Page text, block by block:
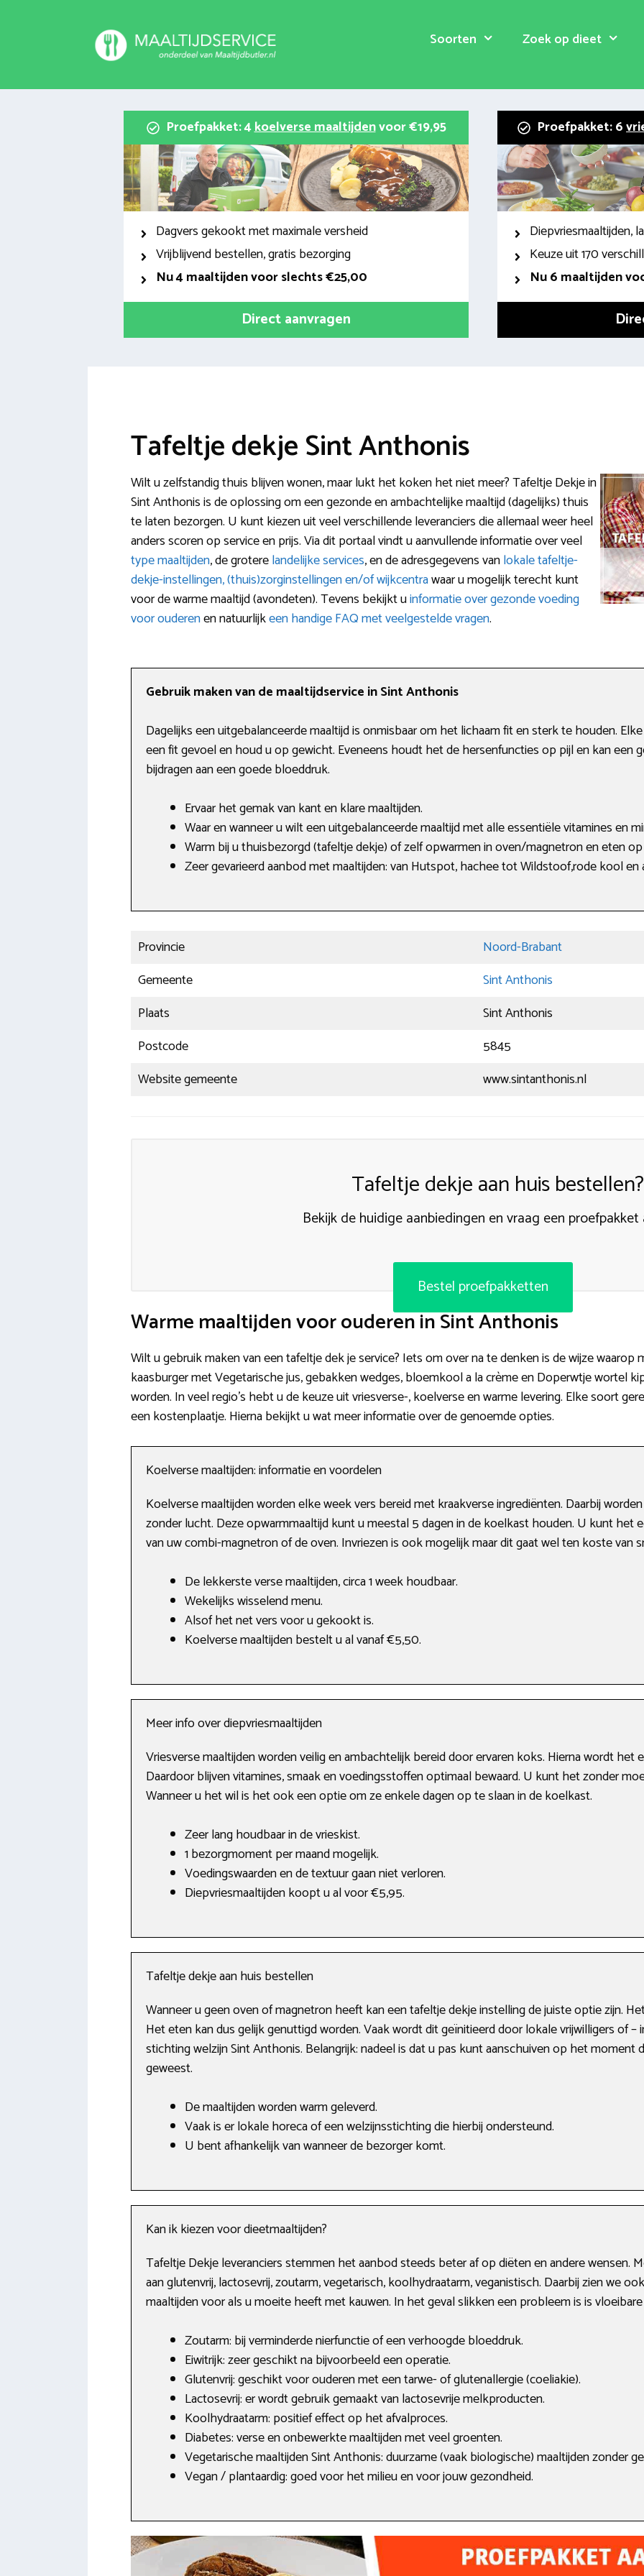
Soorten Zoek op dieet
Proefpakket: 4koelverse maaltijdenvoor €19,95
Dagvers gekookt met maximale versheid
Vrijblijvend bestellen, gratis bezorging
Nu4 maaltijden voor slechts €25,00
Direct aanvragen
Proefpakket: 6
Diepvriesmaaltijden,
Keuze uit 170
Nu 6 maaltijden
Tafeltje dekje Sint Anthonis
Wilt u zelfstandig thuis blijven wonen, maar lukt het koken het niet meer? Tafeltje Dekje in
Sint Anthonis is de oplossing om een gezonde en ambachtelijke maaltijd (dagelijks) thuis
te laten bezorgen. U kunt kiezen uit veel verschillende leveranciers die allemaal weer heel
anders scoren op service en prijs. Via dit portaal vindt u aanvullende informatie over veel
type maaltijden, de groterelandelijke services, en de adresgegevens vanlokale tafeltje-
dekje-instellingen, (thuis)zorginstellingen en/of wijkcentrawaar u mogelijk terecht kunt
voor de warme maaltijd (avondeten). Tevens bekijkt uinformatie over gezonde voeding
voor ouderenen natuurlijkeen handige FAQ met veelgestelde vragen.
Gebruik maken van de maaltijdservice in Sint Anthonis
Dagelijks een uitgebalanceerde maaltijd is onmisbaar om het lichaam fit en sterk te houden.
een fit gevoel en houd u op gewicht. Eveneens houdt het de hersenfuncties op pijl en kan een
bijdragen aan een goede bloeddruk.
Ervaar het gemak van kant en klare maaltijden.
Waar en wanneer u wilt een uitgebalanceerde maaltijd met alle essentiële vitamines en
Warm bij u thuisbezorgd (tafeltje dekje) of zelf opwarmen in oven/magnetron en eten
Zeer gevarieerd aanbod met maaltijden: van Hutspot, hachee tot Wildstoof,rode kool
Provincie
Noord-Brabant
Gemeente
Sint Anthonis
Plaats
Sint Anthonis
Postcode
5845
Website gemeente
www.sintanthonis.nl
Tafeltje dekje aan huis bestellen?
Bekijk de huidige aanbiedingen en vraag een proefpakket
Bestel proefpakketten
Warme maaltijden voor ouderen in Sint Anthonis
Wilt u gebruik maken van een tafeltje dek je service? Iets om over na te denken is de wijze waarop
kaasburger met Vegetarische jus, gebakken wedges, bloemkool a la crème en Doperwtje wortel
worden. In veel regio’s hebt u de keuze uit vriesverse-, koelverse en warme levering. Elke soort
een kostenplaatje. Hierna bekijkt u wat meer informatie over de genoemde opties.
Koelverse maaltijden: informatie en voordelen
Koelverse maaltijden worden elke week vers bereid met kraakverse ingrediënten. Daarbij
zonder lucht. Deze opwarmmaaltijd kunt u meestal 5 dagen in de koelkast houden. U kunt het
van uw combi-magnetron of de oven. Invriezen is ook mogelijk maar dit gaat wel ten koste van
De lekkerste verse maaltijden, circa 1 week houdbaar.
Wekelijks wisselend menu.
Alsof het net vers voor u gekookt is.
Koelverse maaltijden bestelt u al vanaf €5,50.
Meer info over diepvriesmaaltijden
Vriesverse maaltijden worden veilig en ambachtelijk bereid door ervaren koks. Hierna wordt het
Daardoor blijven vitamines, smaak en voedingsstoffen optimaal bewaard. U kunt het zonder
Wanneer u het wil is het ook een optie om ze enkele dagen op te slaan in de koelkast.
Zeer lang houdbaar in de vrieskist.
1 bezorgmoment per maand mogelijk.
Voedingswaarden en de textuur gaan niet verloren.
Diepvriesmaaltijden koopt u al voor €5,95.
Tafeltje dekje aan huis bestellen
Wanneer u geen oven of magnetron heeft kan een tafeltje dekje instelling de juiste optie zijn.
Het eten kan dus gelijk genuttigd worden. Vaak wordt dit geïnitieerd door lokale vrijwilligers of –
stichting welzijn Sint Anthonis. Belangrijk: nadeel is dat u pas kunt aanschuiven op het moment
geweest.
De maaltijden worden warm geleverd.
Vaak is er lokale horeca of een welzijnsstichting die hierbij ondersteund.
U bent afhankelijk van wanneer de bezorger komt.
Kan ik kiezen voor dieetmaaltijden?
Tafeltje Dekje leveranciers stemmen het aanbod steeds beter af op diëten en andere wensen.
aan glutenvrij, lactosevrij, zoutarm, vegetarisch, koolhydraatarm, veganistisch. Daarbij zien we
maaltijden voor als u moeite heeft met kauwen. In het geval slikken een probleem is is
Zoutarm: bij verminderde nierfunctie of een verhoogde bloeddruk.
Eiwitrijk: zeer geschikt na bijvoorbeeld een operatie.
Glutenvrij: geschikt voor ouderen met een tarwe- of glutenallergie (coeliakie).
Lactosevrij: er wordt gebruik gemaakt van lactosevrije melkproducten.
Koolhydraatarm: positief effect op het afvalproces.
Diabetes: verse en onbewerkte maaltijden met veel groenten.
Vegetarische maaltijden Sint Anthonis: duurzame (vaak biologische) maaltijden zonder
Vegan / plantaardig: goed voor het milieu en voor jouw gezondheid.